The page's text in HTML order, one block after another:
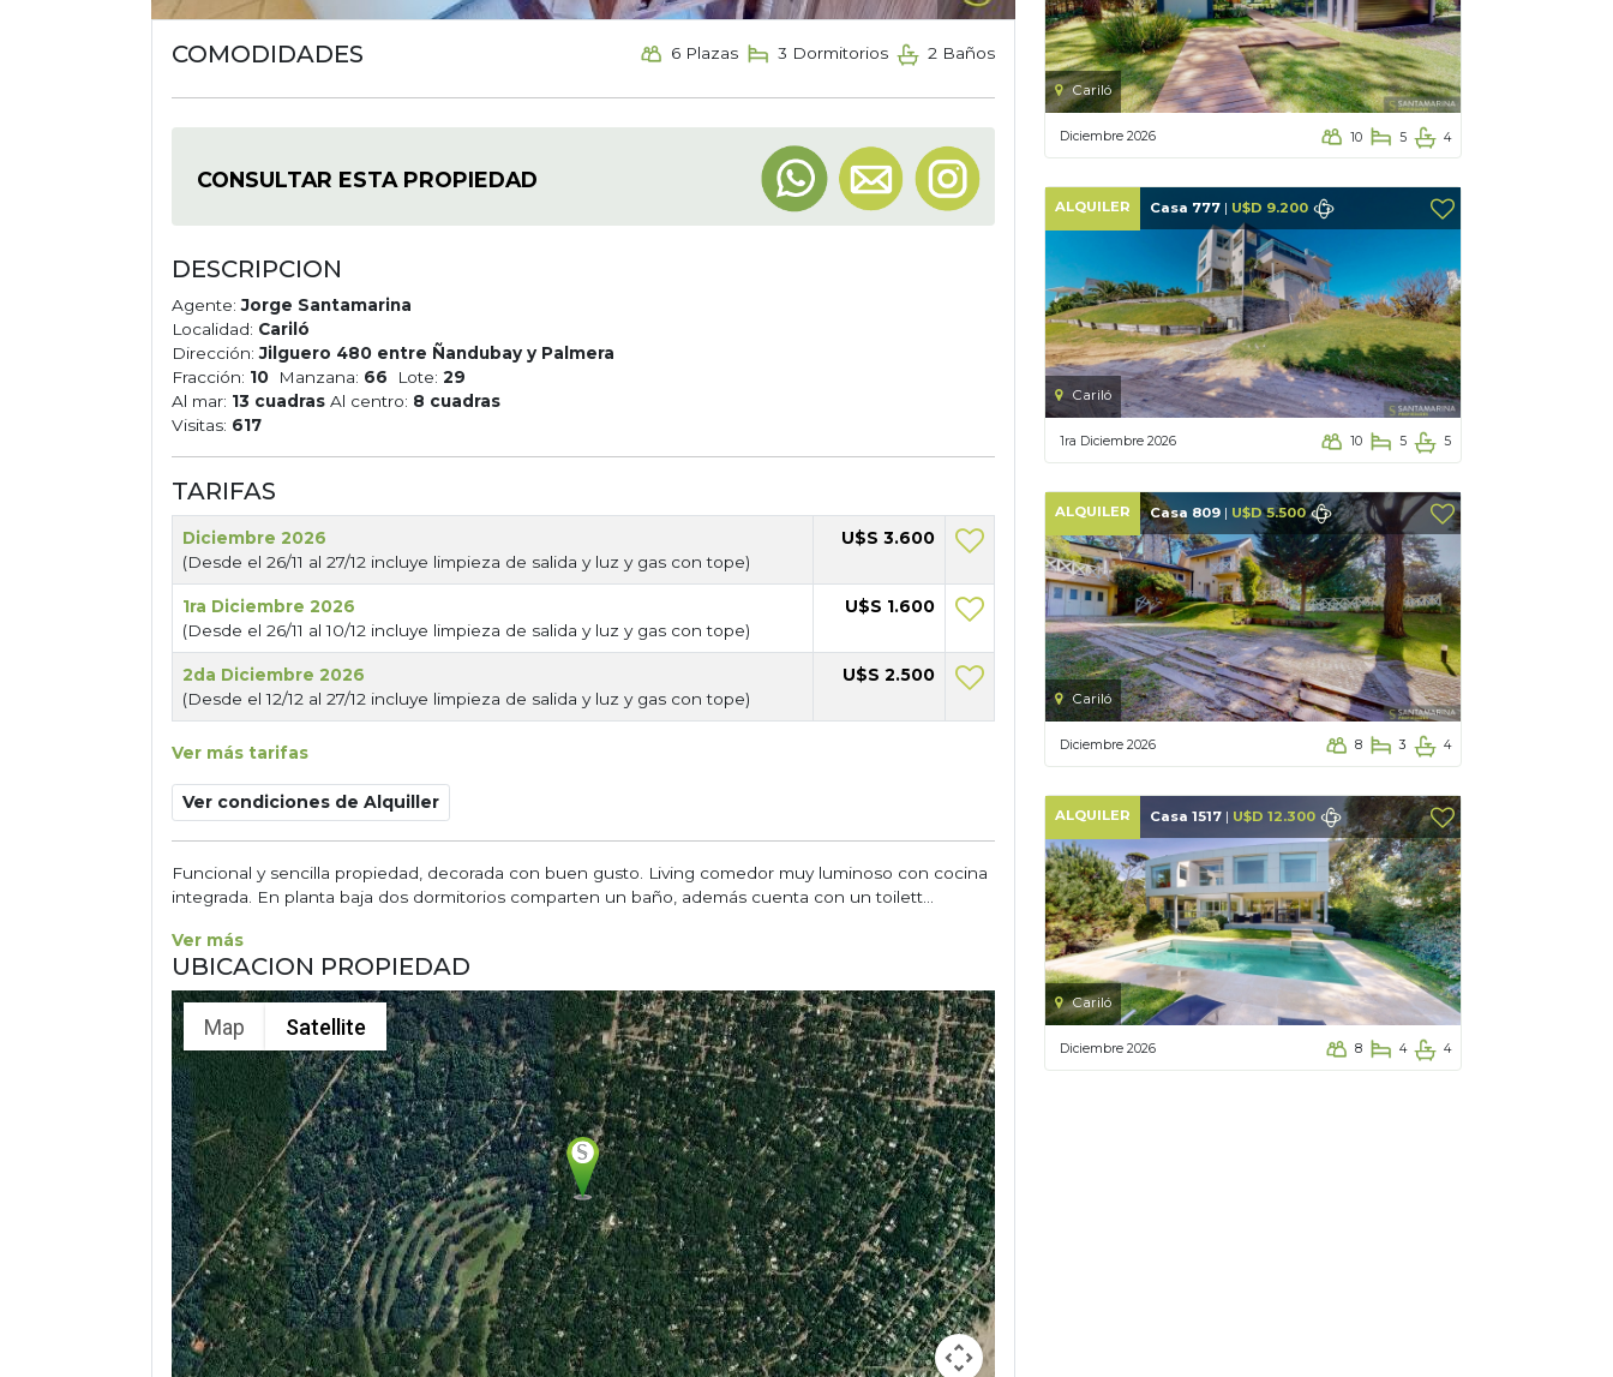
COMODIDADES 6 Plazas 3 Dormitorios 2 Baños
CONSULTAR ESTA PROPIEDAD
DESCRIPCION
Agente:Jorge Santamarina
Localidad: Cariló
Dirección:Jilguero 480 entre Ñandubay y Palmera
Fracción: 10 Manzana: 66 Lote: 29
Al mar: 13 cuadras Al centro: 8 cuadras
Visitas: 617
TARIFAS
Diciembre 2026
(Desde el 26/11 al 27/12 incluye limpieza de salida y luz y gas con tope)
U$S 3.600
1ra Diciembre 2026
(Desde el 26/11 al 10/12 incluye limpieza de salida y luz y gas con tope)
U$S 1.600
2da Diciembre 2026
(Desde el 12/12 al 27/12 incluye limpieza de salida y luz y gas con tope)
U$S 2.500
Ver más tarifas
Ver condiciones de Alquiller
Funcional y sencilla propiedad, decorada con buen gusto. Living comedor muy luminoso con cocina
integrada. En planta baja dos dormitorios comparten un baño, además cuenta con un toilett...
Ver más
UBICACION PROPIEDAD
Map Satellite
Cariló
Diciembre 2026 10 5 4
ALQUILER Casa 777| U$D 9.200
Cariló
1ra Diciembre 2026 10 5 5
ALQUILER Casa 809| U$D 5.500
Cariló
Diciembre 2026 8 3 4
ALQUILER Casa 1517| U$D 12.300
Cariló
Diciembre 2026 8 4 4